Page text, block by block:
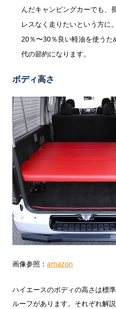
んだキャンピングカーでも、
レスなく走りたいという方に
20％〜30％良い軽油を使う
代の節約になります。
ボディ高さ
画像参照： amazon
ハイエースのボディの高さは標
ルーフがあります。それぞれ解説